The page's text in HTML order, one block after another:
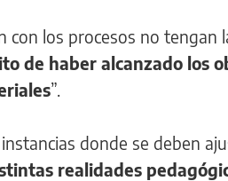
con los procesos no tengan
de haber alcanzado los
”.
donde se deben
realidades